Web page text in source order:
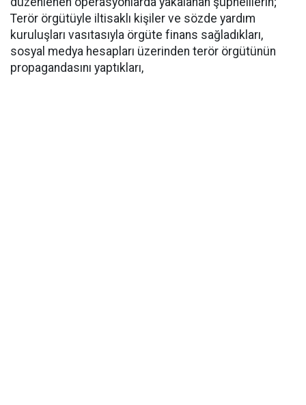
Terör örgütüyle iltisaklı kişiler ve sözde yardım
kuruluşları vasıtasıyla örgüte finans sağladıkları,
sosyal medya hesapları üzerinden terör örgütünün
propagandasını yaptıkları,